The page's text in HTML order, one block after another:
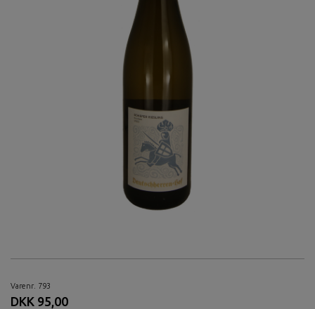
Varenr. 793
DKK 95,00